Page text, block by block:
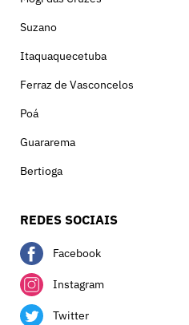
Suzano
Itaquaquecetuba
Ferraz de Vasconcelos
Poá
Guararema
Bertioga
REDES SOCIAIS
Facebook
Instagram
Twitter